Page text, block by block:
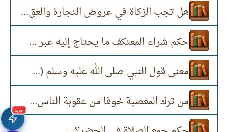
جديد
الذنوب والمعاصي من أمراض
القلوب
أعمال القلوب أعظم تأثيرا في زيادة
الإيمان من أعمال الجوارح
بعض الأعمال الصالحة التي تحقق
سلامة القلب
إذا عمر القلب بالتقوى
هل تجب الزكاة في عروض التجارة والعق...
حكم شراء المعتكف ما يحتاج إليه عبر ...
معنى قول النبي صلى الله عليه وسلم (...
من ترك المعصية خوفا من عقوبة الناس...